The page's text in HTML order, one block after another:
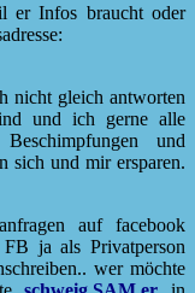
er Infos braucht oder
nicht gleich antworten
und ich gerne alle
und
sich und mir ersparen.
auf facebook
ja als Privatperson
wer möchte